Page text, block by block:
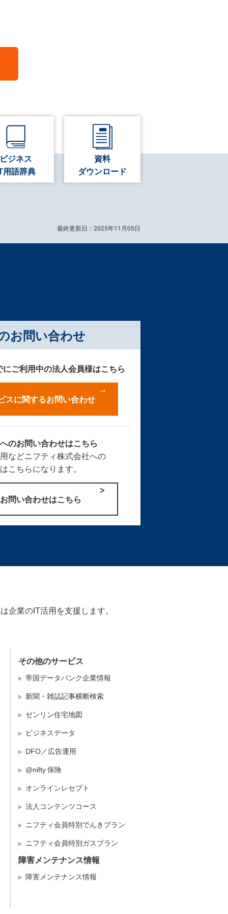
ビジネス
用語辞典
資料
ダウンロード
最終更新日：2025年11月05日
お問い合わせ
ご利用中の法人会員様はこちら
スに関するお問い合わせ
のお問い合わせはこちら
などニフティ株式会社への
こちらになります。
問い合わせはこちら
業のIT活用を支援します。
その他のサービス
帝国データバンク企業情報
新聞・雑誌記事横断検索
ゼンリン住宅地図
ビジネスデータ
DFO／広告運用
@nifty 保険
オンラインレセプト
法人コンテンツコース
ニフティ会員特別でんきプラン
ニフティ会員特別ガスプラン
障害メンテナンス情報
障害メンテナンス情報